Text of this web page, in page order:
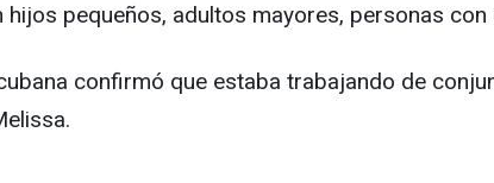
pequeños, adultos mayores, personas
confirmó que estaba trabajando de